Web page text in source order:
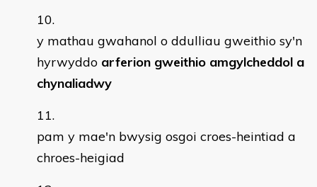
y mathau gwahanol o ddulliau gweithio sy'n
hyrwyddo arferion gweithio amgylcheddol a
chynaliadwy
pam y mae'n bwysig osgoi croes-heintiad a
chroes-heigiad